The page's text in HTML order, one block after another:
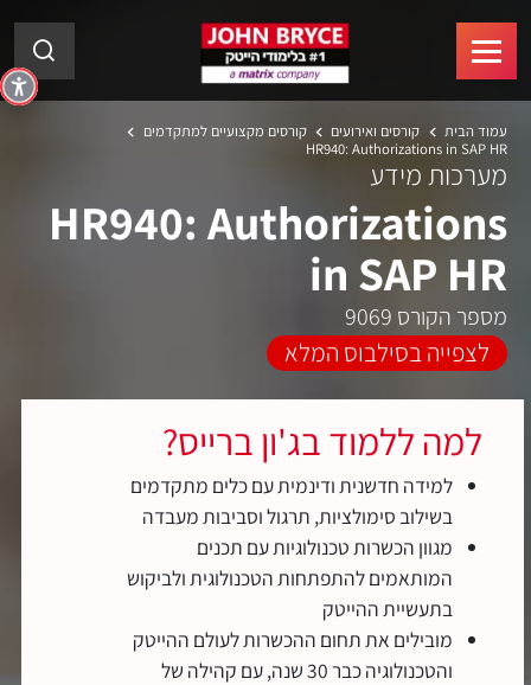
עמוד הבית קורסים ואירועים
קורסים מקצועיים למתקדמים
HR940: Authorizations in SAP HR
מערכות מידע
HR940: Authorizations
in SAP HR
מספר הקורס 9069
לצפייה בסילבוס המלא
למה ללמוד בג'ון ברייס?
למידה חדשנית ודינמית עם כלים מתקדמים
בשילוב סימולציות, תרגול וסביבות מעבדה
מגוון הכשרות טכנולוגיות עם תכנים
המותאמים להתפתחות הטכנולוגית ולביקוש
בתעשיית ההייטק
מובילים את תחום ההכשרות לעולם ההייטק
והטכנולוגיה כבר 30 שנה, עם קהילה של